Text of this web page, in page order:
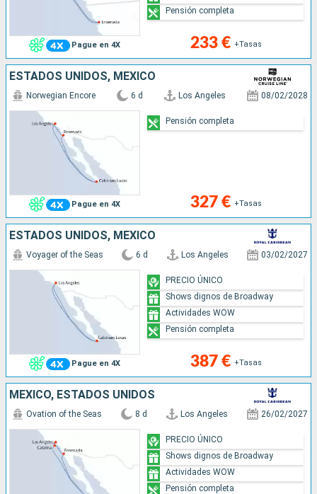
Pague en 4X 233 € +Tasas
Pensión completa
ESTADOS UNIDOS, MÉXICO
Pague en 4X
Norwegian Encore 6 d Los Angeles 08/02/2028
327 € +Tasas
Pensión completa
ESTADOS UNIDOS, MÉXICO
Pague en 4X
Voyager of the Seas 6 d Los Angeles 03/02/2027
387 € +Tasas
PRECIO ÚNICO
Shows dignos de Broadway
Actividades WOW
Pensión completa
MÉXICO, ESTADOS UNIDOS
Ovation of the Seas 8 d Los Angeles 26/02/2027
PRECIO ÚNICO
Shows dignos de Broadway
Actividades WOW
Pensión completa